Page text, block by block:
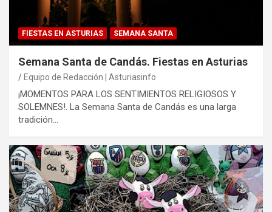
FIESTAS EN ASTURIAS SEMANA SANTA
Semana Santa de Candás. Fiestas en Asturias
Equipo de Redacción | Asturiasinfo
¡MOMENTOS PARA LOS SENTIMIENTOS RELIGIOSOS Y
SOLEMNES!. La Semana Santa de Candás es una larga
tradición…